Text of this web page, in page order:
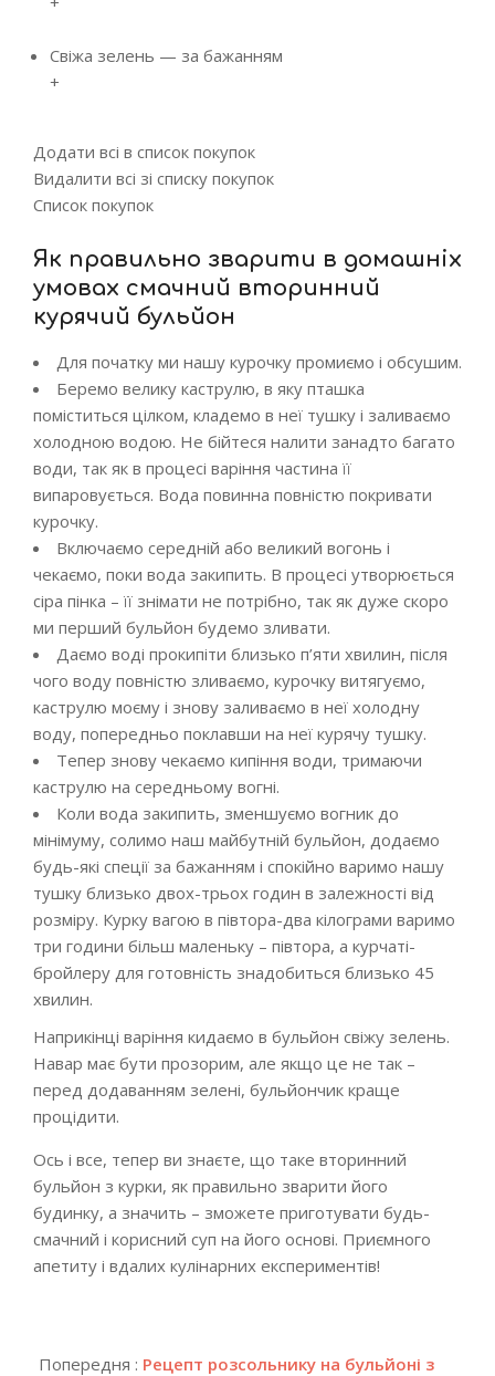
Свіжа зелень — за бажанням
+
Додати всі в список покупок
Видалити всі зі списку покупок
Список покупок
Як правильно зварити в домашніх
умовах смачний вторинний
курячий бульйон
Для початку ми нашу курочку промиємо і обсушим.
Беремо велику каструлю, в яку пташка
поміститься цілком, кладемо в неї тушку і заливаємо
холодною водою. Не бійтеся налити занадто багато
води, так як в процесі варіння частина її
випаровується. Вода повинна повністю покривати
курочку.
Включаємо середній або великий вогонь і
чекаємо, поки вода закипить. В процесі утворюється
сіра пінка – її знімати не потрібно, так як дуже скоро
ми перший бульйон будемо зливати.
Даємо воді прокипіти близько п’яти хвилин, після
чого воду повністю зливаємо, курочку витягуємо,
каструлю моєму і знову заливаємо в неї холодну
воду, попередньо поклавши на неї курячу тушку.
Тепер знову чекаємо кипіння води, тримаючи
каструлю на середньому вогні.
Коли вода закипить, зменшуємо вогник до
мінімуму, солимо наш майбутній бульйон, додаємо
будь-які спеції за бажанням і спокійно варимо нашу
тушку близько двох-трьох годин в залежності від
розміру. Курку вагою в півтора-два кілограми варимо
три години більш маленьку – півтора, а курчаті-
бройлеру для готовність знадобиться близько 45
хвилин.
Наприкінці варіння кидаємо в бульйон свіжу зелень.
Навар має бути прозорим, але якщо це не так –
перед додаванням зелені, бульйончик краще
процідити.
Ось і все, тепер ви знаєте, що таке вторинний
бульйон з курки, як правильно зварити його
будинку, а значить – зможете приготувати будь-
смачний і корисний суп на його основі. Приємного
апетиту і вдалих кулінарних експериментів!
05-
Попередня : Рецепт розсольнику на бульйоні з